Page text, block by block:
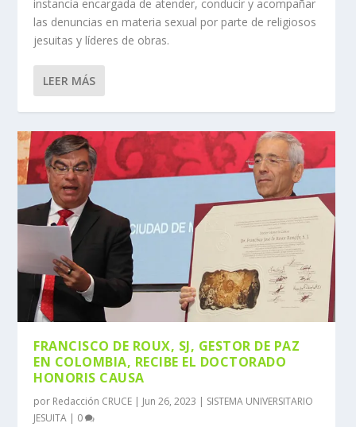
instancia encargada de atender, conducir y acompañar
las denuncias en materia sexual por parte de religiosos
jesuitas y líderes de obras.
LEER MÁS
FRANCISCO DE ROUX, SJ, GESTOR DE PAZ
EN COLOMBIA, RECIBE EL DOCTORADO
HONORIS CAUSA
por Redacción CRUCE | Jun 26, 2023 | SISTEMA UNIVERSITARIO
JESUITA | 0